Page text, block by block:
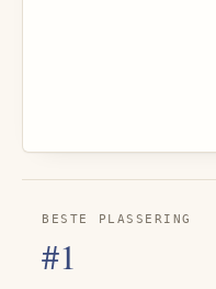
BESTE PLASSERING
#1